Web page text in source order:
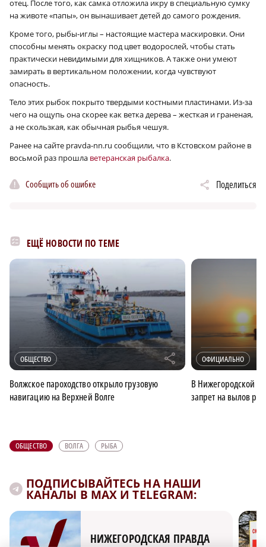
отец. После того, как самка отложила икру в специальную сумку
на животе «папы», он вынашивает детей до самого рождения.
Кроме того, рыбы-иглы – настоящие мастера маскировки. Они
способны менять окраску под цвет водорослей, чтобы стать
практически невидимыми для хищников. А также они умеют
замирать в вертикальном положении, когда чувствуют
опасность.
Тело этих рыбок покрыто твердыми костными пластинами. Из-за
чего на ощупь она скорее как ветка дерева – жесткая и граненая,
а не скользкая, как обычная рыбья чешуя.
Ранее на сайте pravda-nn.ru сообщили, что в Кстовском районе в
восьмой раз прошла ветеранская рыбалка.
Сообщить об ошибке Поделиться
ЕЩЁ НОВОСТИ ПО ТЕМЕ
ОБЩЕСТВО r
Волжское пароходство открыло грузовую
навигацию на Верхней Волге
ОФИЦИАЛЬНО
В Нижегородской
запрет на вылов
ОБЩЕСТВО ВОЛГА РЫБА
ПОДПИСЫВАЙТЕСЬ НА НАШИ
КАНАЛЫ В MAX И TELEGRAM:
НИЖЕГОРОДСКАЯ ПРАВДА